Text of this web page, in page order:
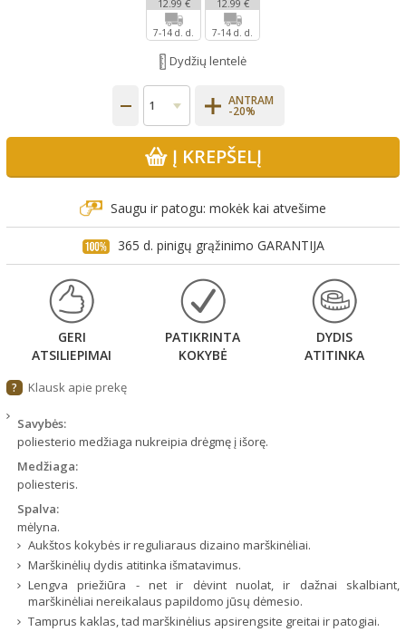
12.99 €
7-14 d. d.
12.99 €
7-14 d. d.
Dydžių lentelė
ANTRAM
-20%
Į KREPŠELĮ
Saugu ir patogu: mokėk kai atvešime
365 d. pinigų grąžinimo GARANTIJA
GERI
ATSILIEPIMAI
PATIKRINTA
KOKYBĖ
DYDIS
ATITINKA
? Klausk apie prekę
Savybės:
poliesterio medžiaga nukreipia drėgmę į išorę.
Medžiaga:
poliesteris.
Spalva:
mėlyna.
Aukštos kokybės ir reguliaraus dizaino marškinėliai.
Marškinėlių dydis atitinka išmatavimus.
Lengva priežiūra - net ir dėvint nuolat, ir dažnai skalbiant,
marškinėliai nereikalaus papildomo jūsų dėmesio.
Tamprus kaklas, tad marškinėlius apsirengsite greitai ir patogiai.